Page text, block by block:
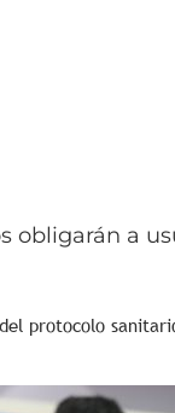
obligarán a
protocolo